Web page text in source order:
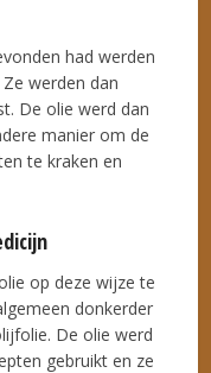
had werden
werden dan
De olie werd dan
manier om de
te kraken en
op deze wijze te
donkerder
De olie werd
gebruikt en ze